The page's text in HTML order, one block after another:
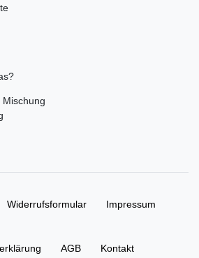
Mischung
Widerrufs­formular Impressum
AGB Kontakt